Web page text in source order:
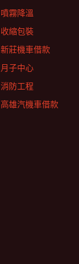
噴霧降溫
收縮包裝
新莊機車借款
月子中心
消防工程
高雄汽機車借款